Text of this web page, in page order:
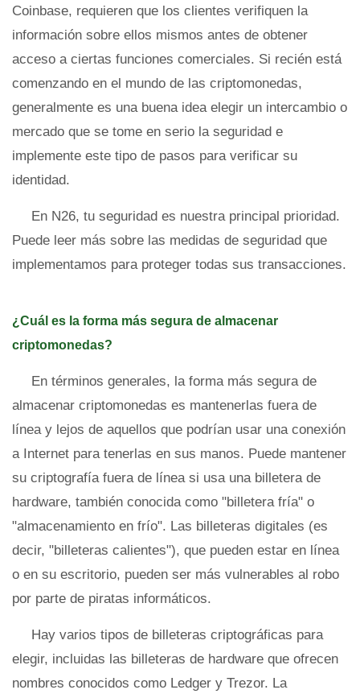
Coinbase, requieren que los clientes verifiquen la
información sobre ellos mismos antes de obtener
acceso a ciertas funciones comerciales. Si recién está
comenzando en el mundo de las criptomonedas,
generalmente es una buena idea elegir un intercambio o
mercado que se tome en serio la seguridad e
implemente este tipo de pasos para verificar su
identidad.
En N26, tu seguridad es nuestra principal prioridad.
Puede leer más sobre las medidas de seguridad que
implementamos para proteger todas sus transacciones.
¿Cuál es la forma más segura de almacenar
criptomonedas?
En términos generales, la forma más segura de
almacenar criptomonedas es mantenerlas fuera de
línea y lejos de aquellos que podrían usar una conexión
a Internet para tenerlas en sus manos. Puede mantener
su criptografía fuera de línea si usa una billetera de
hardware, también conocida como "billetera fría" o
"almacenamiento en frío". Las billeteras digitales (es
decir, "billeteras calientes"), que pueden estar en línea
o en su escritorio, pueden ser más vulnerables al robo
por parte de piratas informáticos.
Hay varios tipos de billeteras criptográficas para
elegir, incluidas las billeteras de hardware que ofrecen
nombres conocidos como Ledger y Trezor. La